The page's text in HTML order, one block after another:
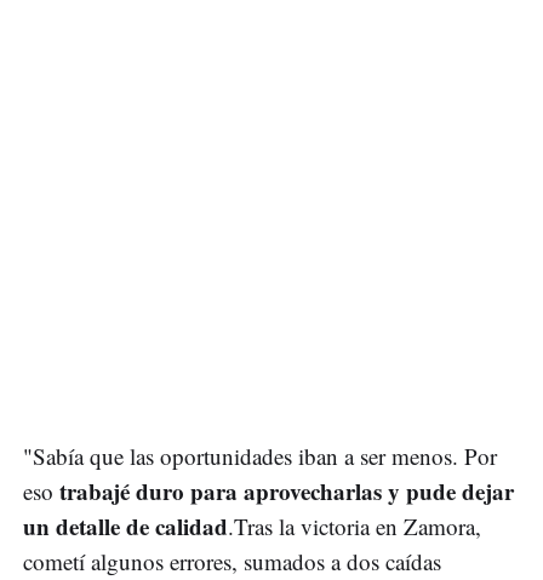
"Sabía que las oportunidades iban a ser menos. Por
eso trabajé duro para aprovecharlas y pude dejar
un detalle de calidad.Tras la victoria en Zamora,
cometí algunos errores, sumados a dos caídas